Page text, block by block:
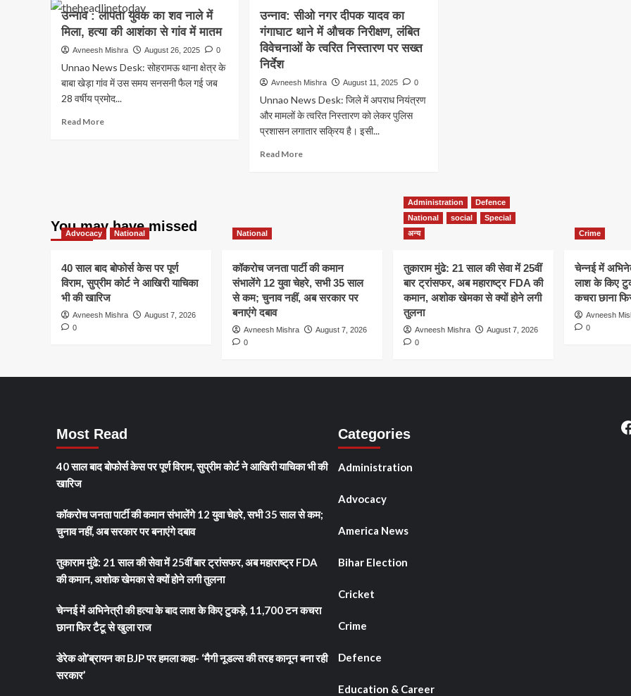
उन्नाव : लापता युवक का शव नाले में
मिला, हत्या की आशंका से गांव में मातम
Avneesh Mishra August 26, 2025 0
Unnao News Desk: सोहरामऊ थाना क्षेत्र के
बाबा खेड़ा गांव में उस समय सनसनी फैल गई जब
28 वर्षीय प्रमोद...
Read MoreRead
शव
नाले
मिला,
हत्या
की
से
उन्नाव: सीओ नगर दीपक यादव का
गंगाघाट थाने में औचक निरीक्षण, लंबित
विवेचनाओं के त्वरित निस्तारण पर सख्त
निर्देश
Avneesh Mishra August 11, 2025 0
Unnao News Desk: जिले में अपराध नियंत्रण
और मामलों के त्वरित निस्तारण को लेकर पुलिस
प्रशासन लगातार सक्रिय है। इसी...
Read MoreRead
गंगाघाट
थाने
में
निरीक्षण,
त्वरित
You may have missed
Advocacy National
40 साल बाद बोफोर्स केस पर पूर्ण
विराम, सुप्रीम कोर्ट ने आखिरी याचिका
भी की खारिज
Avneesh Mishra
August 7, 2026
0
National
कॉकरोच जनता पार्टी की कमान
संभालेंगे 12 युवा चेहरे, सभी 35 साल
से कम; चुनाव नहीं, अब सरकार पर
बनाएंगे दबाव
Avneesh Mishra
August 7, 2026
0
Administration
Defence
National
social
Special
अन्य
तुकाराम मुंढे: 21 साल की सेवा में 25वीं
बार ट्रांसफर, अब महाराष्ट्र FDA की
कमान, अशोक खेमका से क्यों होने लगी
तुलना
Avneesh Mishra
August 7, 2026
0
Crime
चेन्नई में
लाश के किए
कचरा छाना
Avneesh
0
Most Read
40 साल बाद बोफोर्स केस पर पूर्ण विराम, सुप्रीम कोर्ट ने आखिरी याचिका भी की
खारिज
कॉकरोच जनता पार्टी की कमान संभालेंगे 12 युवा चेहरे, सभी 35 साल से कम;
चुनाव नहीं, अब सरकार पर बनाएंगे दबाव
तुकाराम मुंढे: 21 साल की सेवा में 25वीं बार ट्रांसफर, अब महाराष्ट्र FDA
की कमान, अशोक खेमका से क्यों होने लगी तुलना
चेन्नई में अभिनेत्री की हत्या के बाद लाश के किए टुकड़े, 11,700 टन कचरा
छाना फिर टैटू से खुला राज
डेरेक ओ’ब्रायन का BJP पर हमला कहा- ‘मैगी नूडल्स की तरह कानून बना रही
सरकार’
Categories
Administration
Advocacy
America News
Bihar Election
Cricket
Crime
Defence
Education & Career